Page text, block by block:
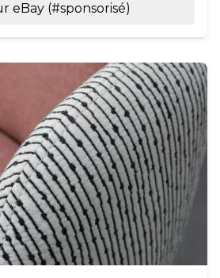
eBay (#sponsorisé)